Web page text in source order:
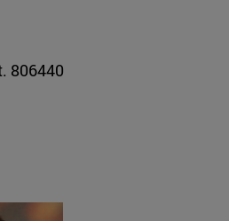
806440
CV de Begoña Urien"